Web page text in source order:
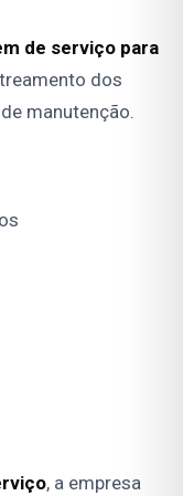
de serviço para
dos
manutenção.
, a empresa